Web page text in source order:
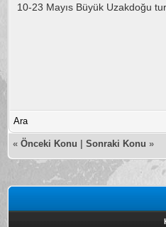
10-23 Mayıs Büyük Uzakdoğu
Ara
« Önceki Konu Sonraki Konu »